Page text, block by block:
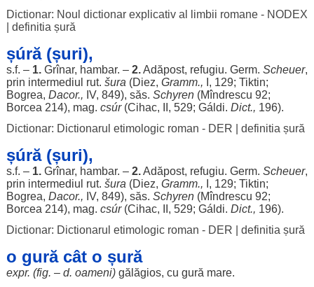
Dictionar: Noul dictionar explicativ al limbii romane - NODEX
definitia șură
șúră (șuri),
s.f. – 1.Grînar, hambar. – 2.Adăpost, refugiu. Germ. Scheuer,
prin intermediul rut. šura (Diez, Gramm., I, 129; Tiktin;
Bogrea, Dacor., IV, 849), săs. Schyren(Mîndrescu 92;
Borcea 214), mag. csúr(Cihac, II, 529; Gáldi. Dict., 196).
Dictionar: Dictionarul etimologic roman - DER
definitia șură
șúră (șuri),
s.f. – 1.Grînar, hambar. – 2.Adăpost, refugiu. Germ. Scheuer,
prin intermediul rut. šura (Diez, Gramm., I, 129; Tiktin;
Bogrea, Dacor., IV, 849), săs. Schyren(Mîndrescu 92;
Borcea 214), mag. csúr(Cihac, II, 529; Gáldi. Dict., 196).
Dictionar: Dictionarul etimologic roman - DER
definitia șură
o gură cât o șură
expr. (fig. – d. oameni) gălăgios, cu gură mare.